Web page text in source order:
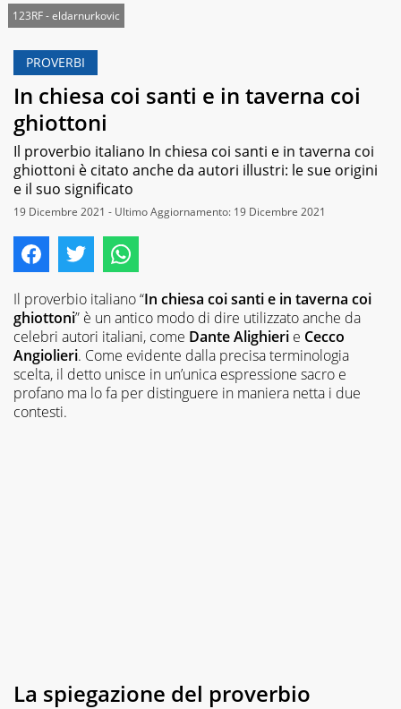
123RF - eldarnurkovic
PROVERBI
In chiesa coi santi e in taverna coi
ghiottoni
Il proverbio italiano In chiesa coi santi e in taverna coi
ghiottoni è citato anche da autori illustri: le sue origini
e il suo significato
19 Dicembre 2021 - Ultimo Aggiornamento: 19 Dicembre 2021
Il proverbio italiano “In chiesa coi santi e in taverna coi
ghiottoni” è un antico modo di dire utilizzato anche da
celebri autori italiani, come Dante Alighieri e Cecco
Angiolieri. Come evidente dalla precisa terminologia
scelta, il detto unisce in un’unica espressione sacro e
profano ma lo fa per distinguere in maniera netta i due
contesti.
La spiegazione del proverbio